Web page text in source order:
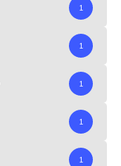
1
1
1
1
1